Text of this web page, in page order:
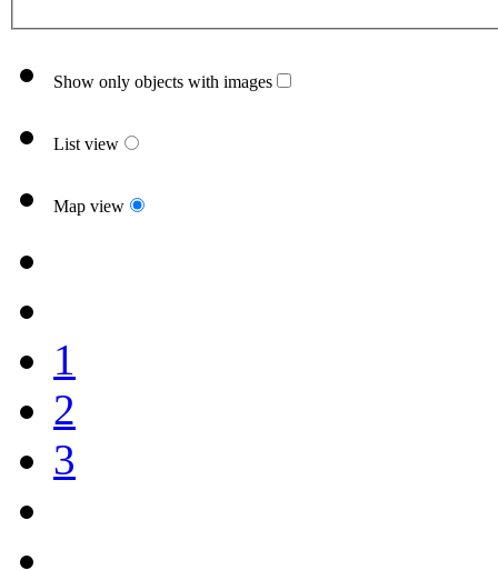
Show only objects with images
List view
Map view
1
2
3